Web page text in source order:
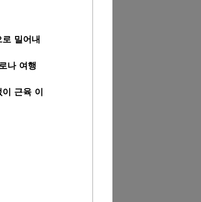
밀어내
나 여행
근육 이